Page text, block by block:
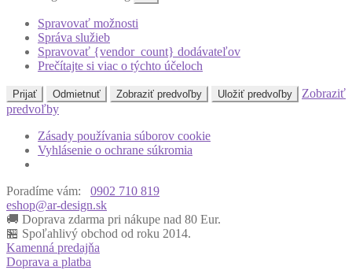
Spravovať možnosti
Správa služieb
Spravovať {vendor_count} dodávateľov
Prečítajte si viac o týchto účeloch
Prijať Odmietnuť Zobraziť predvoľby Uložiť predvoľby
Zobraziť
predvoľby
Zásady používania súborov cookie
Vyhlásenie o ochrane súkromia
Poradíme vám:
0902 710 819
eshop@ar-design.sk
🚚 Doprava zdarma pri nákupe nad 80 Eur.
🏪 Spoľahlivý obchod od roku 2014.
Kamenná predajňa
Doprava a platba